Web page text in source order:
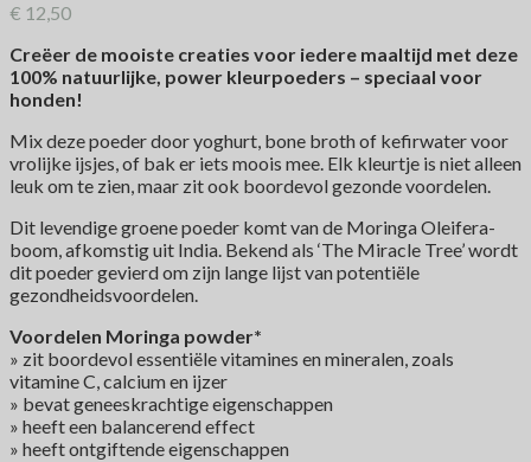
€ 12,50
Creëer de mooiste creaties voor iedere maaltijd met deze
100% natuurlijke, power kleurpoeders – speciaal voor
honden!
Mix deze poeder door yoghurt, bone broth of kefirwater voor
vrolijke ijsjes, of bak er iets moois mee. Elk kleurtje is niet alleen
leuk om te zien, maar zit ook boordevol gezonde voordelen.
Dit levendige groene poeder komt van de Moringa Oleifera-
boom, afkomstig uit India. Bekend als ‘The Miracle Tree’ wordt
dit poeder gevierd om zijn lange lijst van potentiële
gezondheidsvoordelen.
Voordelen Moringa powder*
» zit boordevol essentiële vitamines en mineralen, zoals
vitamine C, calcium en ijzer
» bevat geneeskrachtige eigenschappen
» heeft een balancerend effect
» heeft ontgiftende eigenschappen